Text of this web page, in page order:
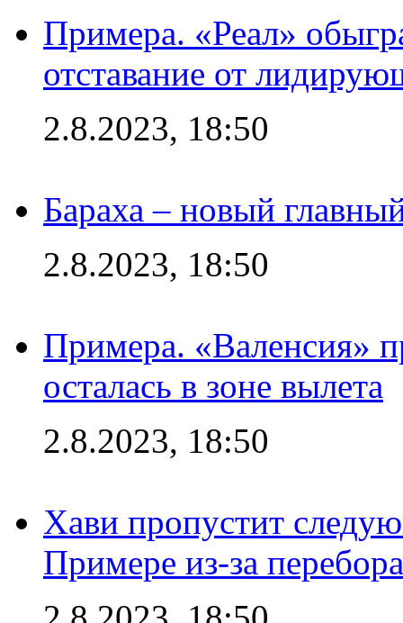
Примера. «Реал»
отставание от
2.8.2023, 18:50
Бараха – новый
2.8.2023, 18:50
Примера. «Валенсия»
осталась в зоне вылета
2.8.2023, 18:50
Хави пропустит
Примере из-за